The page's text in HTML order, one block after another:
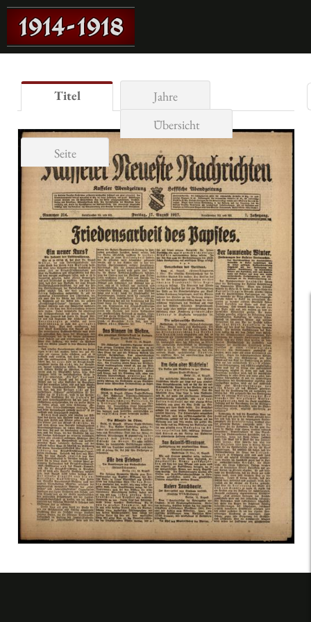
Titel
Jahre
Übersicht
Seite